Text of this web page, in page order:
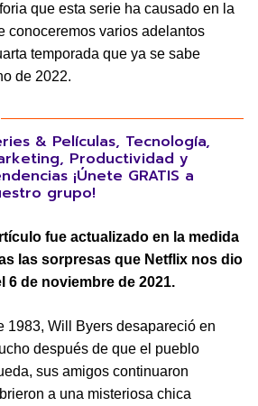
que esta serie ha causado en la
conoceremos varios adelantos
temporada que ya se sabe
de 2022.
& Películas, Tecnología,
Productividad y
¡Únete GRATIS a
grupo!
fue actualizado en la medida
las sorpresas que Netflix nos dio
6 de noviembre de 2021.
1983, Will Byers desapareció en
después de que el pueblo
sus amigos continuaron
a una misteriosa chica